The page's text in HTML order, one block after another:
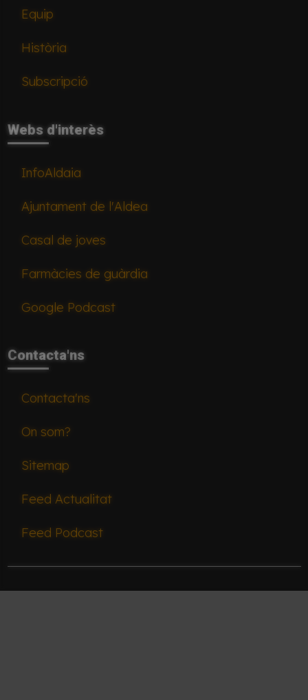
Equip
Història
Subscripció
Webs d'interès
InfoAldaia
Ajuntament de l'Aldea
Casal de joves
Farmàcies de guàrdia
Google Podcast
Contacta'ns
Contacta'ns
On som?
Sitemap
Feed Actualitat
Feed Podcast